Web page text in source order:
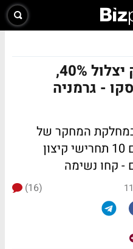
תרחישי קיצון: הקאק יצלול 40%,
- גרמניה
במחלקת המחקר של
סקסו בנק בחרו להציג היום 10 תחרישי קיצון
(16)